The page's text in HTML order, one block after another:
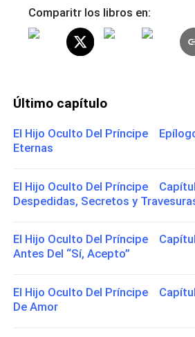
Comparitr los libros en:
Último capítulo
El Hijo Oculto Del Príncipe
Eternas
El Hijo Oculto Del Príncipe
Despedidas, Secretos y
El Hijo Oculto Del Príncipe
Antes Del “Sí, Acepto”
El Hijo Oculto Del Príncipe
De Amor